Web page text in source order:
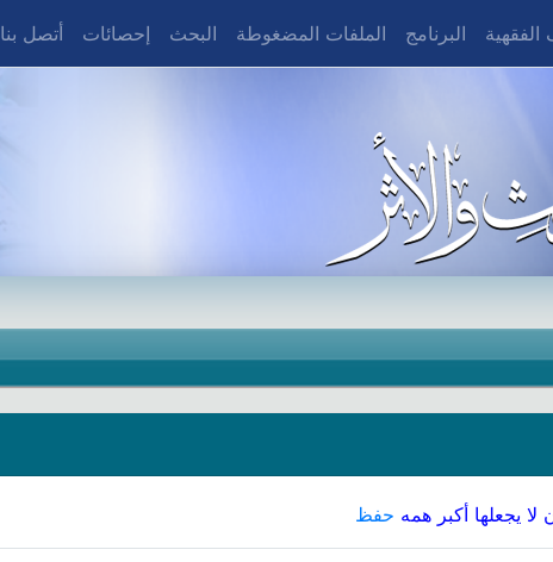
الفقهية البرنامج الملفات المضغوطة البحث إحصائات أتصل بنا
يجعلها أكبر همه حفظ